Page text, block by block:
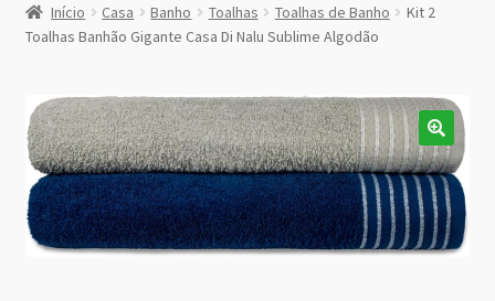
<>
Início Casa Banho Toalhas Toalhas de Banho
Kit 2
Toalhas Banhão Gigante Casa Di Nalu Sublime Algodão